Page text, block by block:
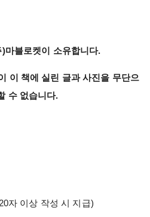
마블로켓이 소유합니다.
이 책에 실린 글과 사진을 무단으
수 없습니다.
자 이상 작성 시 지급)